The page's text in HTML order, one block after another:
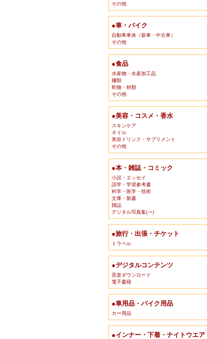
その他
●車・バイク
自動車車体（新車・中古車）
その他
●食品
水産物・水産加工品
麺類
乾物・粉類
その他
●美容・コスメ・香水
スキンケア
ネイル
美容ドリンク・サプリメント
その他
●本・雑誌・コミック
小説・エッセイ
語学・学習参考書
科学・医学・技術
文庫・新書
雑誌
デジタル写真集(⇒)
●旅行・出張・チケット
トラベル
●デジタルコンテンツ
音楽ダウンロード
電子書籍
●車用品・バイク用品
カー用品
●インナー・下着・ナイトウエア